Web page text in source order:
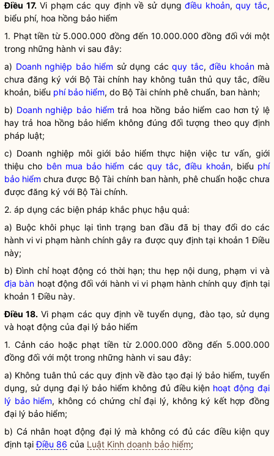
Điều 17.Vi phạm các quy định về sử dụngđiều khoản,quy tắc,
biểu phí, hoa hồng bảo hiểm
1. Phạt tiền từ 5.000.000 đồng đến 10.000.000 đồng đối với một
trong những hành vi sau đây:
a) Doanh nghiệp bảo hiểm sử dụng các quy tắc, điều khoảnmà
chưa đăng ký với Bộ Tài chính hay không tuân thủ quy tắc,điều
khoản, biểu phí bảo hiểm, do Bộ Tài chính phê chuẩn, ban hành;
b) Doanh nghiệp bảo hiểm trả hoa hồng bảo hiểm cao hơn tỷ lệ
hay trả hoa hồng bảo hiểm không đúng đối tượng theo quy định
pháp luật;
c) Doanh nghiệp môi giới bảo hiểm thực hiện việc tư vấn, giới
thiệu cho bên mua bảo hiểm các quy tắc,điều khoản, biểu phí
bảo hiểm chưa được Bộ Tài chính ban hành, phê chuẩn hoặc chưa
được đăng ký với Bộ Tài chính.
2. áp dụng các biện pháp khắc phục hậu quả:
a) Buộc khôi phục lại tình trạng ban đầu đã bị thay đổi do các
hành vi vi phạm hành chính gây ra được quy định tại khoản 1 Điều
này;
b) Đình chỉ hoạt động có thời hạn; thu hẹp nội dung, phạm vi và
địa bàn hoạt động đối với hành vi vi phạm hành chính quy định tại
khoản 1 Điều này.
Điều 18. Vi phạm các quy định về tuyển dụng, đào tạo, sử dụng
và hoạt động của đại lý bảo hiểm
1. Cảnh cáo hoặc phạt tiền từ 2.000.000 đồng đến 5.000.000
đồng đối với một trong những hành vi sau đây:
a) Không tuân thủ các quy định về đào tạo đại lý bảo hiểm, tuyển
dụng, sử dụng đại lý bảo hiểm không đủ điều kiện hoạt động đại
lý bảo hiểm, không có chứng chỉ đại lý, không ký kết hợp đồng
đại lý bảo hiểm;
b) Cá nhân hoạt động đại lý mà không có đủ các điều kiện quy
định tạiĐiều 86 của Luật Kinh doanh bảo hiểm;